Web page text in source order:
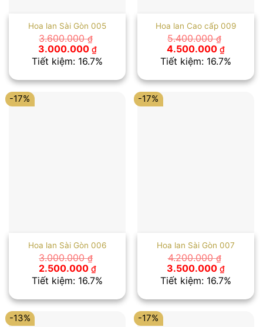
Hoa lan Sài Gòn 005
3.600.000₫
Giá
gốc
là:
3.000.000 ₫Giá
hiện
tại
3.000.000 ₫.
Tiết kiệm: 16.7%
Hoa lan Cao cấp 009
5.400.000₫
Giá
gốc
là:
4.500.000 ₫Giá
hiện
tại
Tiết kiệm: 16.7%
-17%
Hoa lan Sài Gòn 006
3.000.000₫
Giá
gốc
là:
2.500.000 ₫Giá
hiện
tại
2.500.000 ₫.
Tiết kiệm: 16.7%
-17%
Hoa lan Sài Gòn 007
4.200.000₫
Giá
gốc
là:
3.500.000 ₫Giá
hiện
tại
Tiết kiệm: 16.7%
-13% -17%